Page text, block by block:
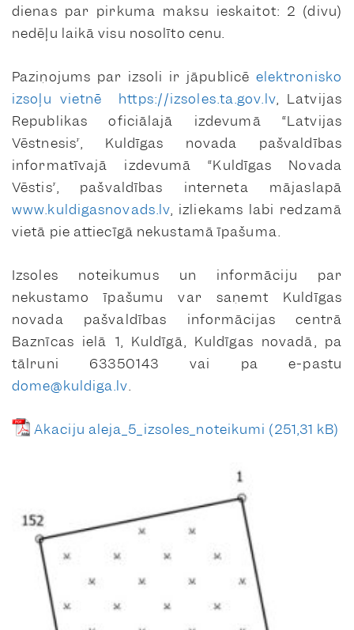
dienas par pirkuma maksu ieskaitot: 2 (divu)
nedēļu laikā visu nosolīto cenu.
Paziņojums par izsoli ir jāpublicē elektronisko
izsoļu vietnē
https://izsoles.ta.gov.lv, Latvijas
Republikas oficiālajā izdevumā “Latvijas
Vēstnesis”, Kuldīgas novada pašvaldības
informatīvajā izdevumā “Kuldīgas Novada
Vēstis”, pašvaldības interneta mājaslapā
www.kuldigasnovads.lv, izliekams labi redzamā
vietā pie attiecīgā nekustamā īpašuma.
Izsoles noteikumus un informāciju par
nekustamo īpašumu var saņemt Kuldīgas
novada pašvaldības informācijas centrā
Baznīcas ielā 1, Kuldīgā, Kuldīgas novadā, pa
tālruni 63350143 vai pa e-pastu
dome@kuldiga.lv.
Akaciju aleja_5_izsoles_noteikumi